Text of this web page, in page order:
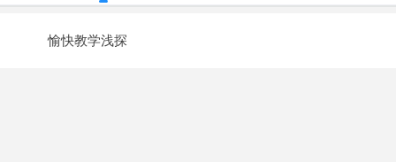
愉快教学浅探